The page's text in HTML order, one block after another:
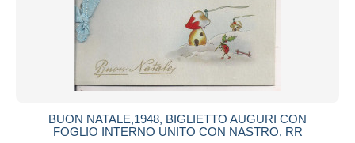
BUON NATALE,1948, BIGLIETTO AUGURI CON
FOGLIO INTERNO UNITO CON NASTRO, RR